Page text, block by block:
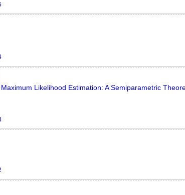
Likelihood Estimation: A Semiparametric